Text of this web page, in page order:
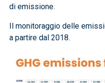
di emissione.​
Il monitoraggio delle
a partire dal 2018.